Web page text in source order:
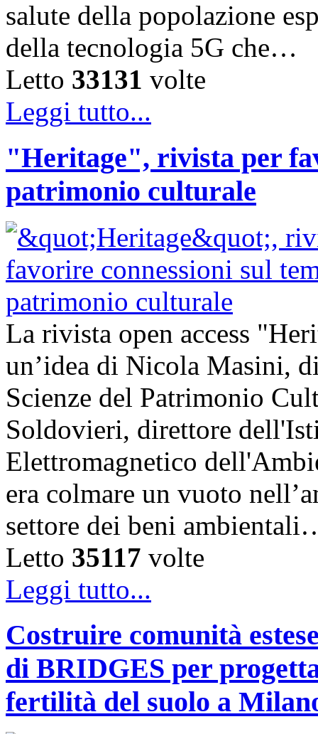
salute della popolazione
della tecnologia 5G che…
Letto 33131 volte
Leggi tutto...
"Heritage", rivista per
patrimonio culturale
La rivista open access
un’idea di Nicola Masini,
Scienze del Patrimonio
Soldovieri, direttore
Elettromagnetico
era colmare un vuoto
settore dei beni
Letto 35117 volte
Leggi tutto...
Costruire comunità
di BRIDGES per
fertilità del suolo a